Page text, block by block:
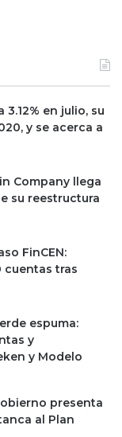
en julio, su
y se acerca a
Company llega
su reestructura
FinCEN:
cuentas tras
espuma:
y
y Modelo
presenta
al Plan